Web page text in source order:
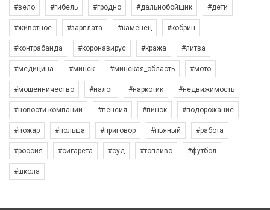
#вело #гибель #гродно #дальнобойщик #дети
#животное #зарплата #каменец #кобрин
#контрабанда #коронавирус #кража #литва
#медицина #минск #минская_область #мото
#мошенничество #налог #наркотик #недвижимость
#новости компаний #пенсия #пинск #подорожание
#пожар #польша #приговор #пьяный #работа
#россия #сигарета #суд #топливо #футбол
#школа